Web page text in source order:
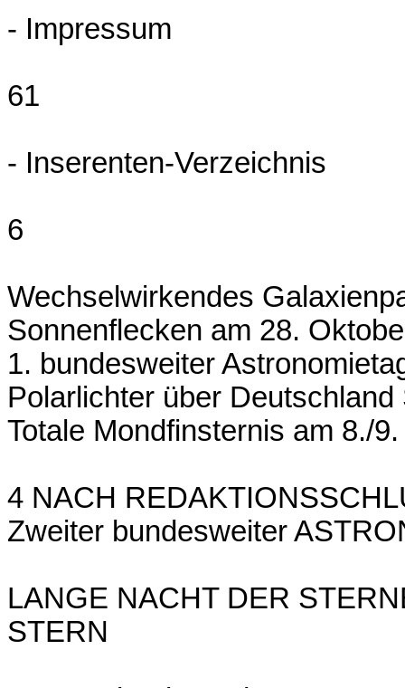
- Impressum
61
- Inserenten-Verzeichnis
6
Wechselwirkendes
Sonnenflecken am 28.
1. bundesweiter
Polarlichter über Deutschland
Totale Mondfinsternis am 8./
4 NACH
Zweiter bundesweiter
LANGE NACHT DER
STERN